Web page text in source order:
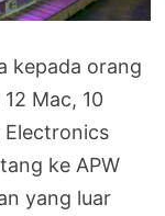
kepada orang
Mac, 10
Electronics
ke APW
yang luar